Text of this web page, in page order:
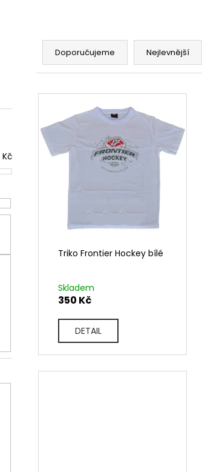
Kč
Ř
z
n
p
Doporučujeme Nejlevnější
V
Triko Frontier Hockey bílé
Skladem
350 Kč
DETAIL